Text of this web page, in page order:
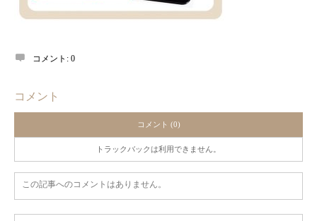
コメント: 0
コメント
コメント (0)
トラックバックは利用できません。
この記事へのコメントはありません。